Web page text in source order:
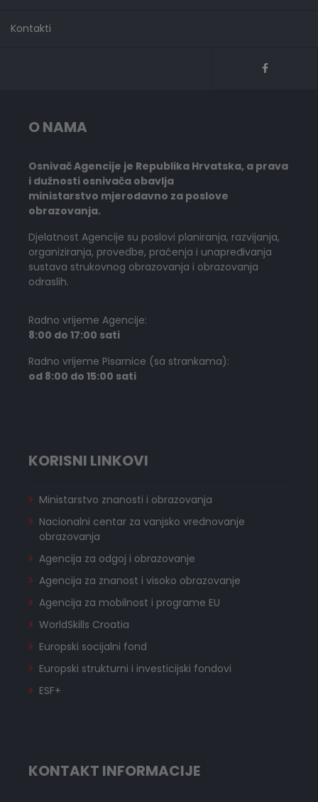
Kontakti
O NAMA
Osnivač Agencije je Republika Hrvatska, a prava
i dužnosti osnivača obavlja
ministarstvo mjerodavno za poslove
obrazovanja.
Djelatnost Agencije su poslovi planiranja, razvijanja,
organiziranja, provedbe, praćenja i unapređivanja
sustava strukovnog obrazovanja i obrazovanja
odraslih.
Radno vrijeme Agencije:
8:00 do 17:00 sati
Radno vrijeme Pisarnice (sa strankama):
od 8:00 do 15:00 sati
KORISNI LINKOVI
Ministarstvo znanosti i obrazovanja
Nacionalni centar za vanjsko vrednovanje
obrazovanja
Agencija za odgoj i obrazovanje
Agencija za znanost i visoko obrazovanje
Agencija za mobilnost i programe EU
WorldSkills Croatia
Europski socijalni fond
Europski strukturni i investicijski fondovi
ESF+
KONTAKT INFORMACIJE